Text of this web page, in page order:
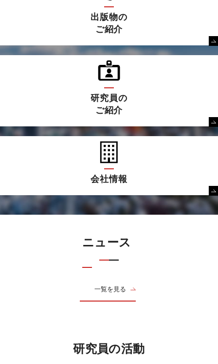
出版物の
ご紹介
研究員の
ご紹介
会社情報
ニュース
一覧を見る
研究員の活動